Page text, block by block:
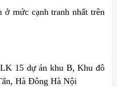
ở mức cạnh tranh nhất trên
15 dự án khu B, Khu đô
Hà Đông Hà Nội